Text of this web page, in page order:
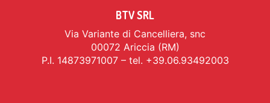
BTV SRL
Via Variante di Cancelliera, snc
00072 Ariccia (RM)
P.I. 14873971007 – tel. +39.06.93492003